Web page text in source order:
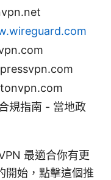
規指南 - 當地政
最適合你有更
開始，點擊這個推